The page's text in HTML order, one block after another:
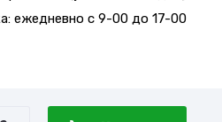
ежедневно с 9-00 до 17-00